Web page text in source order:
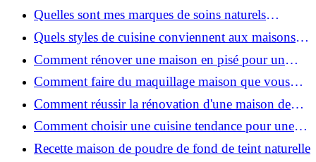
contractant général à Voiron ?
Quelles sont mes marques de soins naturels
préférées ?
Quels styles de cuisine conviennent aux maisons et
appartements du Voironnais ?
Comment rénover une maison en pisé pour un
habitat sain et performant ?
Comment faire du maquillage maison que vous
utiliserez vraiment ?
Comment réussir la rénovation d'une maison de
ville en 2026 ?
Comment choisir une cuisine tendance pour une
rénovation en 2026 ?
Recette maison de poudre de fond de teint naturelle